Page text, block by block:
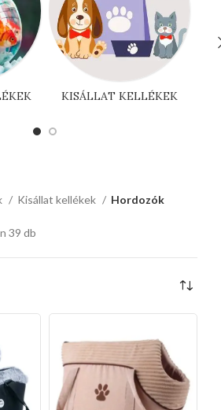
KISÁLLAT KELLÉKEK
Kisállat kellékek Hordozók
39 db